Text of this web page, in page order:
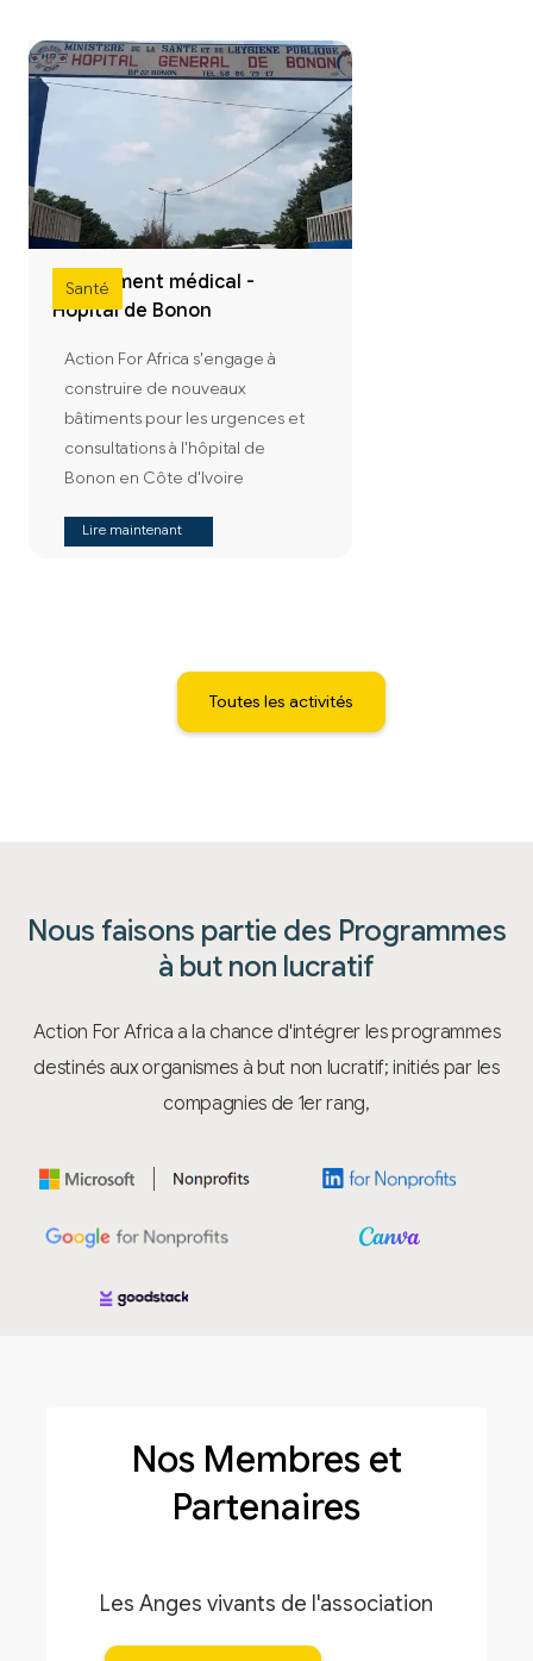
Santé
Equipement médical -
Hôpital de Bonon
Action For Africa s'engage à
construire de nouveaux
bâtiments pour les urgences et
consultations à l'hôpital de
Bonon en Côte d'Ivoire
Lire maintenant
Toutes les activités
Nous faisons partie des Programmes
à but non lucratif
Action For Africa a la chance d'intégrer les programmes
destinés aux organismes à but non lucratif; initiés par les
compagnies de 1er rang,
Nos Membres et
Partenaires
Les Anges vivants de l'association